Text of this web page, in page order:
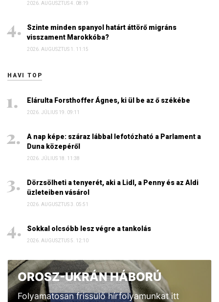
2026. AUGUSZTUS 4. 08:19
Szinte minden spanyol határt áttörő migráns
visszament Marokkóba?
2026. AUGUSZTUS 1. 11:15
HAVI TOP
Elárulta Forsthoffer Ágnes, ki ül be az ő székébe
2026. JÚLIUS 19. 09:11
A nap képe: száraz lábbal lefotózható a Parlament a
Duna közepéről
2026. JÚLIUS 18. 11:38
Dörzsölheti a tenyerét, aki a Lidl, a Penny és az Aldi
üzleteiben vásárol
2026. AUGUSZTUS 3. 05:51
Sokkal olcsóbb lesz végre a tankolás
2026. AUGUSZTUS 5. 12:10
OROSZ-UKRÁN HÁBORÚ
Folyamatosan frissülő hírfolyamunkat itt